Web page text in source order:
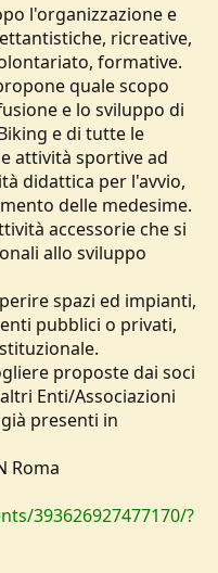
l'organizzazione e
ricreative,
formative.
quale scopo
e lo sviluppo di
e di tutte le
attività sportive ad
didattica per l'avvio,
delle medesime.
accessorie che si
allo sviluppo
spazi ed impianti,
pubblici o privati,
proposte dai soci
Enti/Associazioni
presenti in
Roma
393626927477170/?